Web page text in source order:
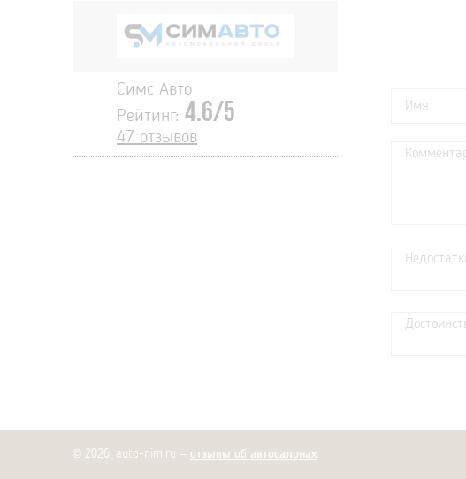
Симс Авто
Рейтинг: 4.6/5
47 отзывов
© 2026, auto-nim.ru – отзывы об автосалонах.